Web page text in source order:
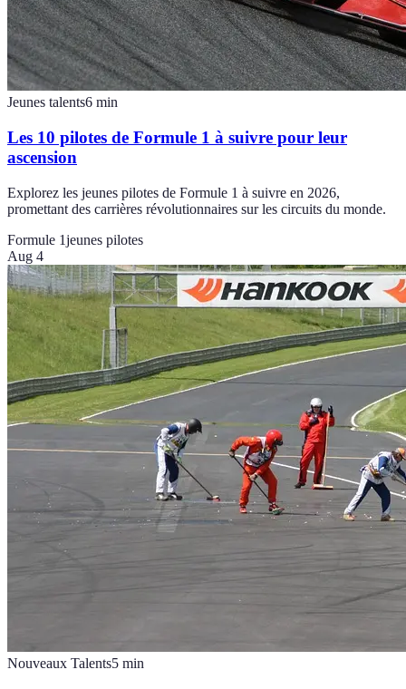
Jeunes talents6 min
Les 10 pilotes de Formule 1 à suivre pour leur
ascension
Explorez les jeunes pilotes de Formule 1 à suivre en 2026,
promettant des carrières révolutionnaires sur les circuits du monde.
Formule 1jeunes pilotes
Aug 4
Nouveaux Talents5 min